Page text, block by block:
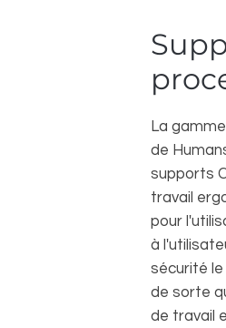
La
de
supports
travail
pour
à
sécurité
de sorte
de travail